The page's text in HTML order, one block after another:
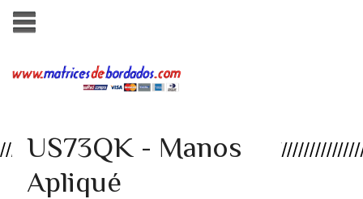
US73QK - Manos
Apliqué